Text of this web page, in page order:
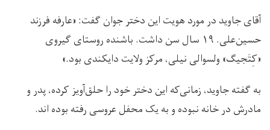
آقای جاوید در مورد هویت این دختر جوان گفت: «عارفه فرزند
حسین‌علی. ۱۹ سال سن داشت. باشنده روستای گیروی
«کِتَجیگ» ولسوالی نیلی، مرکز ولایت دایکندی بود.»
به گفته جاوید، زمانی‌که این دختر خود را حلق‌آویز کرده، پدر و
مادرش در خانه نبوده و به یک محفل عروسی رفته بوده اند.